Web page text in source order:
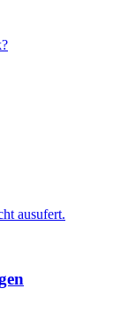
ausufert.